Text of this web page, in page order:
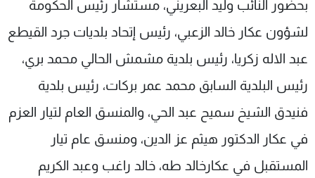
بحضور النائب وليد البعريني، مستشار رئيس الحكومة
لشؤون عكار خالد الزعبي، رئيس إتحاد بلديات جرد القيطع
عبد الاله زكريا، رئيس بلدية مشمش الحالي محمد بري،
رئيس البلدية السابق محمد عمر بركات، رئيس بلدية
فنيدق الشيخ سميح عبد الحي، والمنسق العام لتيار العزم
في عكار الدكتور هيثم عز الدين، ومنسق عام تيار
المستقبل في عكارخالد طه، خالد راغب وعبد الكريم
لاعلاناتكم
شروط الإسـتخدام
سياسة الخصوصية